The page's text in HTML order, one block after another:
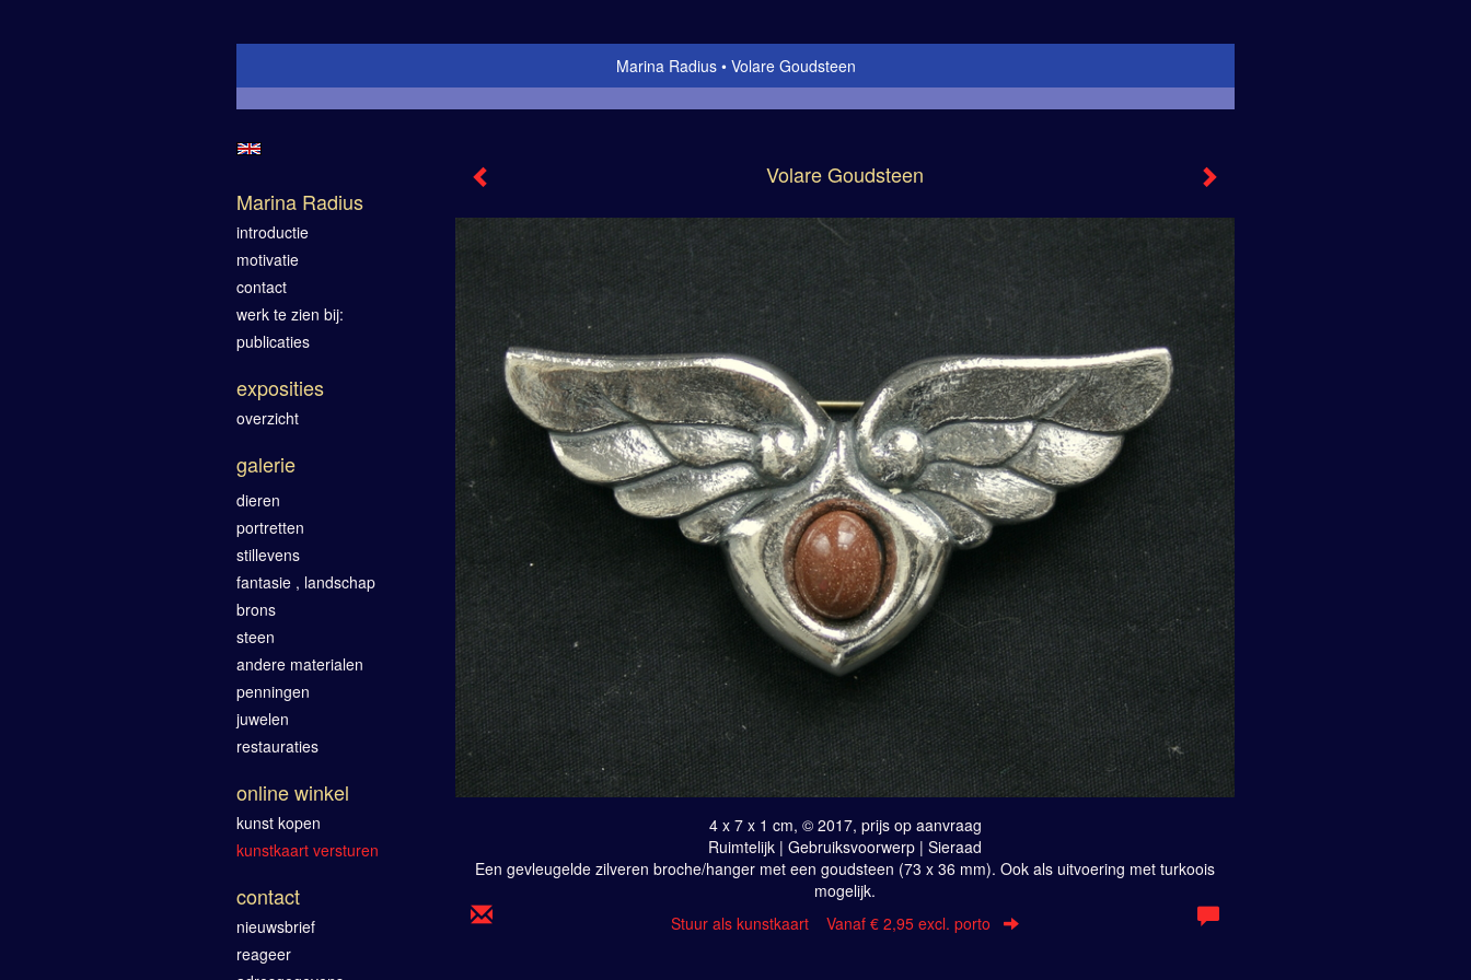
Marina Radius Volare Goudsteen
Volare Goudsteen
4 x 7 x 1 cm, © 2017, prijs op aanvraag
Ruimtelijk | Gebruiksvoorwerp | Sieraad
Een gevleugelde zilveren broche/hanger met een goudsteen (73 x 36 mm). Ook als uitvoering met turkoois
mogelijk.
Stuur als kunstkaart Vanaf € 2,95 excl. porto
Marina Radius
introductie
motivatie
contact
werk te zien bij:
publicaties
exposities
overzicht
galerie
dieren
portretten
stillevens
fantasie , landschap
brons
steen
andere materialen
penningen
juwelen
restauraties
online winkel
kunst kopen
kunstkaart versturen
contact
nieuwsbrief
reageer